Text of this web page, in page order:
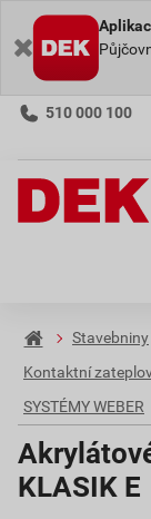
510 000 100
Stavebniny
Kontaktní
SYSTÉMY WEBER
KLASIK E